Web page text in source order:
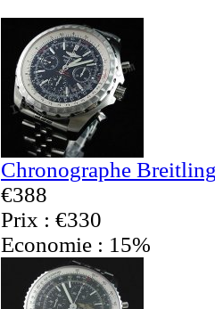
Chronographe
€388
Prix : €330
Economie : 15%